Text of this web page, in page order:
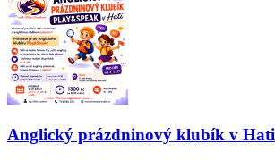
Anglický prázdninový klubík v Hati